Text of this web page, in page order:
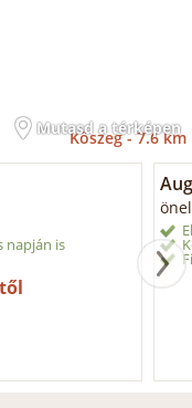
Mutasd a térképen
Kőszeg -7.6 km
napján is